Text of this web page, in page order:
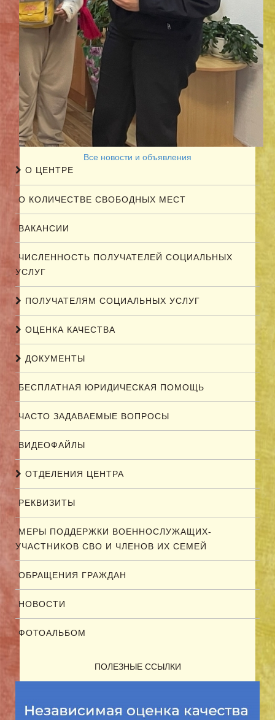
Все новости и объявления
О ЦЕНТРЕ
О КОЛИЧЕСТВЕ СВОБОДНЫХ МЕСТ
ВАКАНСИИ
ЧИСЛЕННОСТЬ ПОЛУЧАТЕЛЕЙ СОЦИАЛЬНЫХ
УСЛУГ
ПОЛУЧАТЕЛЯМ СОЦИАЛЬНЫХ УСЛУГ
ОЦЕНКА КАЧЕСТВА
ДОКУМЕНТЫ
БЕСПЛАТНАЯ ЮРИДИЧЕСКАЯ ПОМОЩЬ
ЧАСТО ЗАДАВАЕМЫЕ ВОПРОСЫ
ВИДЕОФАЙЛЫ
ОТДЕЛЕНИЯ ЦЕНТРА
РЕКВИЗИТЫ
МЕРЫ ПОДДЕРЖКИ ВОЕННОСЛУЖАЩИХ-
УЧАСТНИКОВ СВО И ЧЛЕНОВ ИХ СЕМЕЙ
ОБРАЩЕНИЯ ГРАЖДАН
НОВОСТИ
ФОТОАЛЬБОМ
ПОЛЕЗНЫЕ ССЫЛКИ